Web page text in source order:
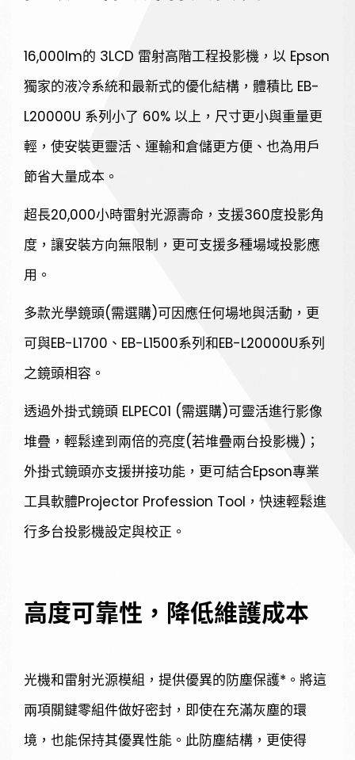
16,000lm的 3LCD 雷射高階工程投影機，以 Epson
獨家的液冷系統和最新式的優化結構，體積比 EB-
L20000U 系列小了 60% 以上，尺寸更小與重量更
輕，使安裝更靈活、運輸和倉儲更方便、也為用戶
節省大量成本。
超長20,000小時雷射光源壽命，支援360度投影角
度，讓安裝方向無限制，更可支援多種場域投影應
用。
多款光學鏡頭(需選購)可因應任何場地與活動，更
可與EB-L1700、EB-L1500系列和EB-L20000U系列
之鏡頭相容。
透過外掛式鏡頭 ELPEC01 (需選購)可靈活進行影像
堆疊，輕鬆達到兩倍的亮度(若堆疊兩台投影機)；
外掛式鏡頭亦支援拼接功能，更可結合Epson專業
工具軟體Projector Profession Tool，快速輕鬆進
行多台投影機設定與校正。
高度可靠性，降低維護成本
光機和雷射光源模組，提供優異的防塵保護*。將這
兩項關鍵零組件做好密封，即使在充滿灰塵的環
境，也能保持其優異性能。此防塵結構，更使得